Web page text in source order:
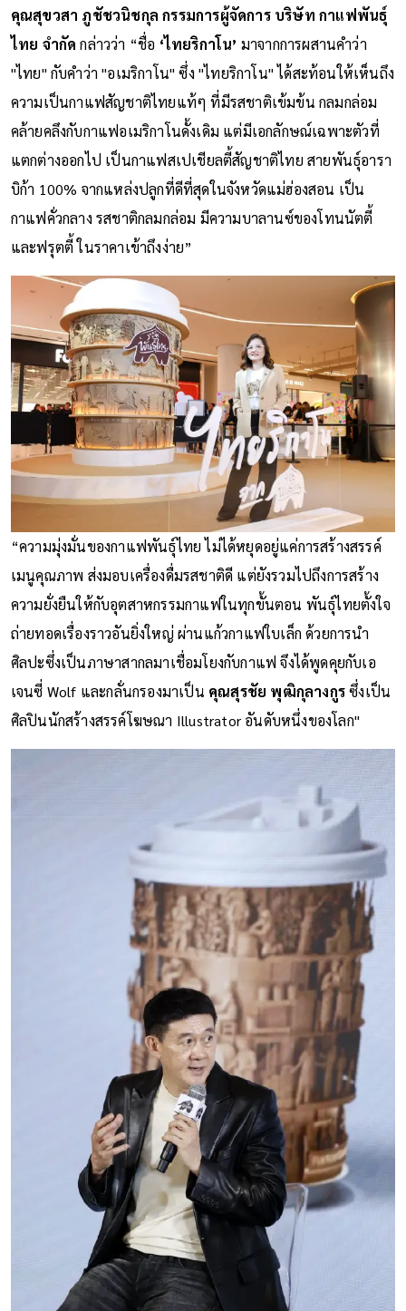
คุณสุขวสา ภูชัชวนิชกุล กรรมการผู้จัดการ บริษัท กาแฟพันธุ์
ไทย จำกัด กล่าวว่า “ชื่อ ‘ไทยริกาโน’ มาจากการผสานคำว่า
"ไทย" กับคำว่า "อเมริกาโน" ซึ่ง "ไทยริกาโน" ได้สะท้อนให้เห็นถึง
ความเป็นกาแฟสัญชาติไทยแท้ๆ ที่มีรสชาติเข้มข้น กลมกล่อม
คล้ายคลึงกับกาแฟอเมริกาโนดั้งเดิม แต่มีเอกลักษณ์เฉพาะตัวที่
แตกต่างออกไป เป็นกาแฟสเปเชียลตี้สัญชาติไทย สายพันธุ์อารา
บิก้า 100% จากแหล่งปลูกที่ดีที่สุดในจังหวัดแม่ฮ่องสอน เป็น
กาแฟคั่วกลาง รสชาติกลมกล่อม มีความบาลานซ์ของโทนนัตตี้
และฟรุตตี้ ในราคาเข้าถึงง่าย”
“ความมุ่งมั่นของกาแฟพันธุ์ไทย ไม่ได้หยุดอยู่แค่การสร้างสรรค์
เมนูคุณภาพ ส่งมอบเครื่องดื่มรสชาติดี แต่ยังรวมไปถึงการสร้าง
ความยั่งยืนให้กับอุตสาหกรรมกาแฟในทุกขั้นตอน พันธุ์ไทยตั้งใจ
ถ่ายทอดเรื่องราวอันยิ่งใหญ่ ผ่านแก้วกาแฟใบเล็ก ด้วยการนำ
ศิลปะซึ่งเป็นภาษาสากลมาเชื่อมโยงกับกาแฟ จึงได้พูดคุยกับเอ
เจนซี่ Wolf และกลั่นกรองมาเป็น คุณสุรชัย พุฒิกุลางกูรซึ่งเป็น
ศิลปินนักสร้างสรรค์โฆษณา Illustrator อันดับหนึ่งของโลก"